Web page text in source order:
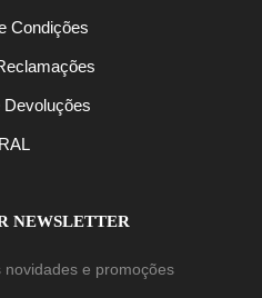
Condições
Devoluções
RAL
NEWSLETTER
novidades e promoções